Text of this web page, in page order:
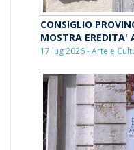
CONSIGLIO
MOSTRA EREDITA'
17 lug 2026 - Arte e